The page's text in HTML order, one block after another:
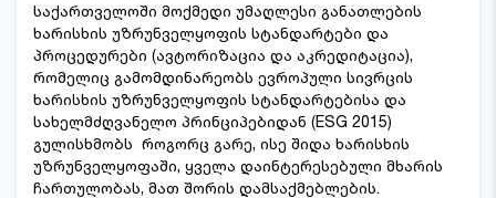
საქართველოში მოქმედი უმაღლესი განათლების
ხარისხის უზრუნველყოფის სტანდარტები და
პროცედურები (ავტორიზაცია და აკრედიტაცია),
რომელიც გამომდინარეობს ევროპული სივრცის
ხარისხის უზრუნველყოფის სტანდარტებისა და
სახელმძღვანელო პრინციპებიდან (ESG 2015)
გულისხმობს როგორც გარე, ისე შიდა ხარისხის
უზრუნველყოფაში, ყველა დაინტერესებული მხარის
ჩართულობას, მათ შორის დამსაქმებლების.